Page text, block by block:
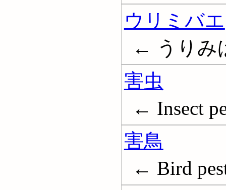
ウリミバエ
← うりみ
害虫
← Insect
害鳥
← Bird